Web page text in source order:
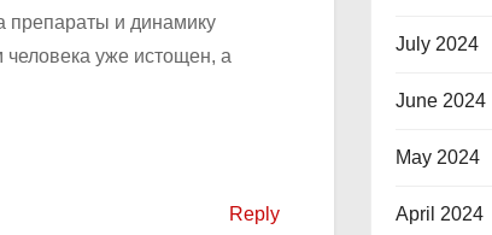
препараты и динамику
человека уже истощен, а
Reply
July 2024
June 2024
May 2024
April 2024